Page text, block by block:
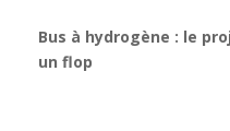
Bus à hydrogène : le
un flop